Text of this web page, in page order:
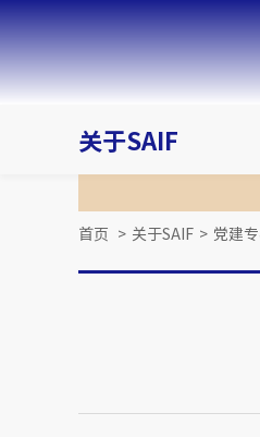
关于SAIF
首页 > 关于SAIF > 党建